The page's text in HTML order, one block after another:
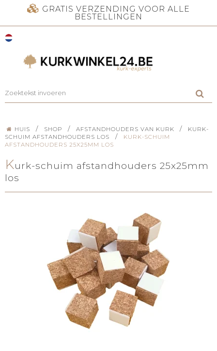
GRATIS VERZENDING VOOR ALLE
BESTELLINGEN
HUIS / SHOP / AFSTANDHOUDERS VAN KURK /
KURK-
SCHUIM AFSTANDHOUDERS LOS
/
KURK-SCHUIM
AFSTANDHOUDERS 25X25MM LOS
Kurk-schuim afstandhouders 25x25mm
los